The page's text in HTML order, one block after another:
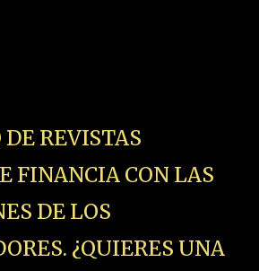
REVISTAS
FINANCIA CON LAS
DE LOS
¿QUIERES UNA